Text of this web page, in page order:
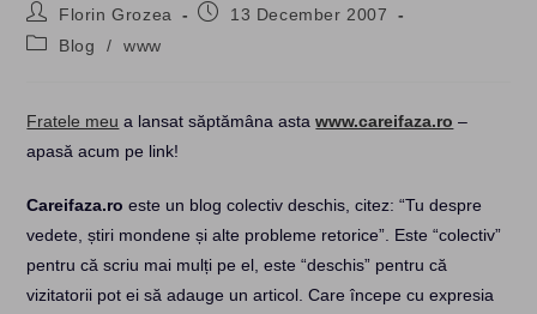
Post
author:
Florin Grozea
Post13 December 2007
PostBlog / www
Fratele meu a lansat săptămâna astawww.careifaza.ro –
apasă acum pe link!
Careifaza.ro este un blog colectiv deschis, citez: “Tu despre
vedete, știri mondene și alte probleme retorice”. Este “colectiv”
pentru că scriu mai mulți pe el, este “deschis” pentru că
vizitatorii pot ei să adauge un articol. Care începe cu expresia